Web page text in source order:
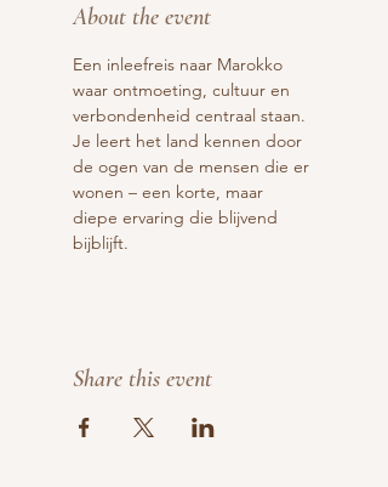
About the event
Een inleefreis naar Marokko
waar ontmoeting, cultuur en
verbondenheid centraal staan.
Je leert het land kennen door
de ogen van de mensen die er
wonen – een korte, maar
diepe ervaring die blijvend
bijblijft.
Share this event